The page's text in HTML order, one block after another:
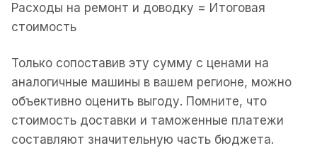
Расходы на ремонт и доводку = Итоговая
стоимость
Только сопоставив эту сумму с ценами на
аналогичные машины в вашем регионе, можно
объективно оценить выгоду. Помните, что
стоимость доставки и таможенные платежи
составляют значительную часть бюджета.